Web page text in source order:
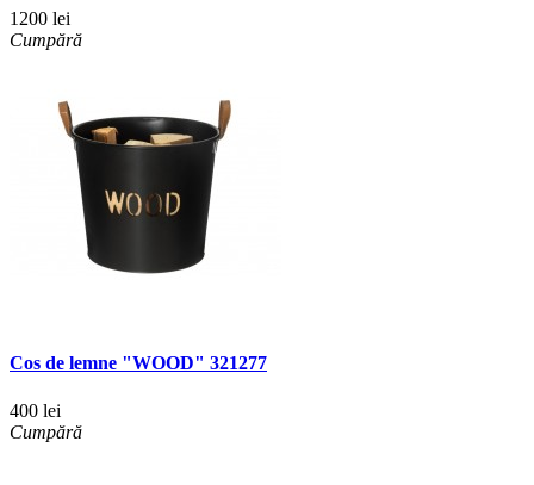
1200 lei
Cumpără
Cos de lemne "WOOD" 321277
400 lei
Cumpără